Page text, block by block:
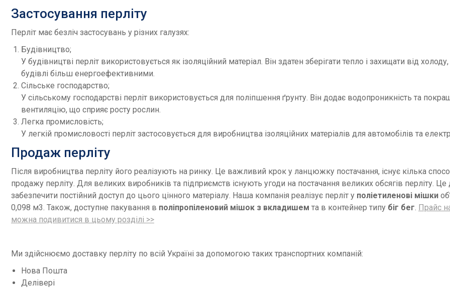
Застосування перліту
Перліт має безліч застосувань у різних галузях:
Будівництво;
У будівництві перліт використовується як ізоляційний матеріал. Він здатен зберігати тепло і захищати від
будівлі більш енергоефективними.
Сільське господарство;
У сільському господарстві перліт використовується для поліпшення ґрунту. Він додає водопроникність та
вентиляцію, що сприяє росту рослин.
Легка промисловість;
У легкій промисловості перліт застосовується для виробництва ізоляційних матеріалів для автомобілів та
Продаж перліту
Після виробництва перліту його реалізують на ринку. Це важливий крок у ланцюжку постачання, існує кілька
продажу перліту. Для великих виробників та підприємств існують угоди на постачання великих обсягів перліту.
забезпечити постійний доступ до цього цінного матеріалу. Наша компанія реалізує перліт у поліетиленові мішки
0,098 м3. Також, доступне пакування в поліпропіленовий мішок з вкладишем та в контейнер типу біг бег. Прайс
можна подивитися в цьому розділі >>
Ми здійснюємо доставку перліту по всій Україні за допомогою таких транспортних компаній:
Нова Пошта
Делівері